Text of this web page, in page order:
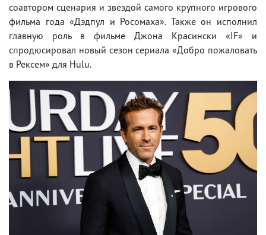
соавтором сценария и звездой самого крупного игрового
фильма года «Дэдпул и Росомаха». Также он исполнил
главную роль в фильме Джона Красински «IF» и
спродюсировал новый сезон сериала «Добро пожаловать
в Рексем» для Hulu.